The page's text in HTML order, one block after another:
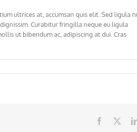
ultrices at, accumsan quis elit. Sed ligula
Curabitur fringilla neque eu ligula
ut bibendum ac, adipiscing at dui. Cras
Facebook